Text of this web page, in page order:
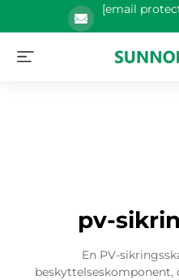
[email
pv-
En PV-